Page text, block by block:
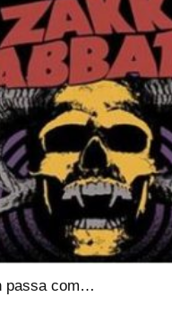
passa com…